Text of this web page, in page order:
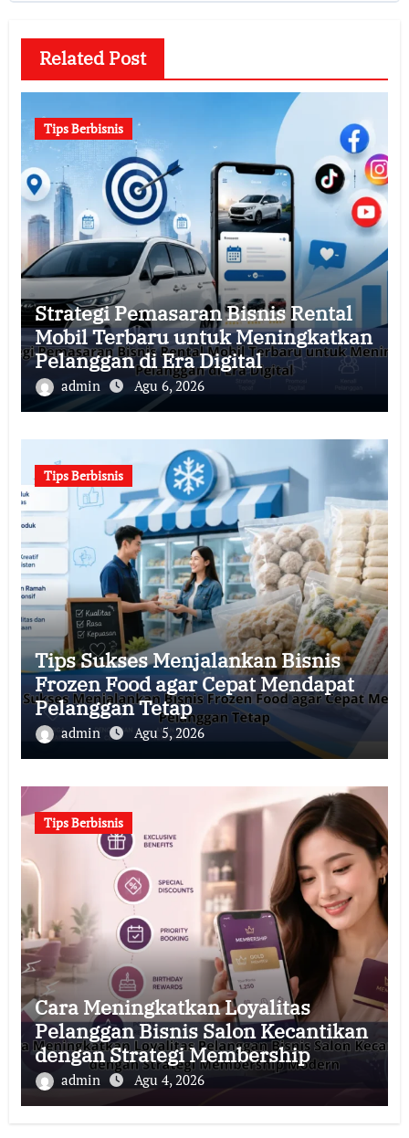
Related Post
Tips Berbisnis
Strategi Pemasaran Bisnis Rental
Mobil Terbaru untuk Meningkatkan
Pelanggan di Era Digital
admin Agu 6, 2026
Tips Berbisnis
Tips Sukses Menjalankan Bisnis
Frozen Food agar Cepat Mendapat
Pelanggan Tetap
admin Agu 5, 2026
Tips Berbisnis
Cara Meningkatkan Loyalitas
Pelanggan Bisnis Salon Kecantikan
dengan Strategi Membership
Modern
admin Agu 4, 2026